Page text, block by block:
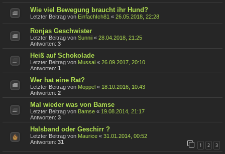
Wie viel Bewegung braucht ihr Hund?
Letzter Beitrag von EinfachIch81 « 26.05.2018, 22:28
Ronjas Geschwister
Letzter Beitrag von Sunnii « 28.04.2018, 21:25
Antworten: 3
Heiß auf Schokolade
Letzter Beitrag von Mussai « 26.09.2017, 20:10
Antworten: 1
Wer hat eine Rat?
Letzter Beitrag von Moppel « 18.10.2016, 10:43
Antworten: 2
Mal wieder was von Bamse
Letzter Beitrag von Bamse « 19.08.2014, 21:17
Antworten: 3
Halsband oder Geschirr ?
Letzter Beitrag von Maurice « 31.01.2014, 00:52
Antworten: 31 1 2 3